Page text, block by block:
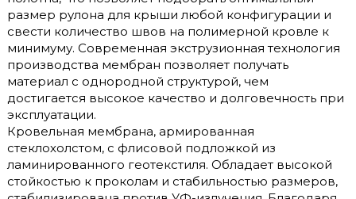
размер рулона для крыши любой конфигурации и
свести количество швов на полимерной кровле к
минимуму. Современная экструзионная технология
производства мембран позволяет получать
материал с однородной структурой, чем
достигается высокое качество и долговечность при
эксплуатации.
Кровельная мембрана, армированная
стеклохолстом, с флисовой подложкой из
ламинированного геотекстиля. Обладает высокой
стойкостью к проколам и стабильностью размеров,